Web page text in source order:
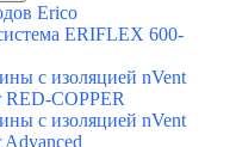
Erico
ERIFLEX 600-
с изоляцией nVent
COPPER
с изоляцией nVent